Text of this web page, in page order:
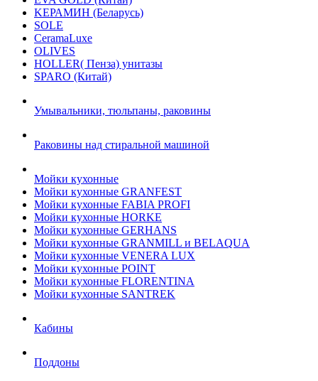
KЕРАМИН (Беларусь)
SOLE
CeramaLuxe
OLIVES
HOLLER( Пенза) унитазы
SPARO (Китай)
Умывальники, тюльпаны, раковины
Раковины над стиральной машиной
Мойки кухонные
Мойки кухонные GRANFEST
Мойки кухонные FABIA PROFI
Мойки кухонные HORKE
Мойки кухонные GERHANS
Мойки кухонные GRANMILL и BELAQUA
Мойки кухонные VENERA LUX
Мойки кухонные POINT
Мойки кухонные FLORENTINA
Мойки кухонные SANTREK
Кабины
Поддоны